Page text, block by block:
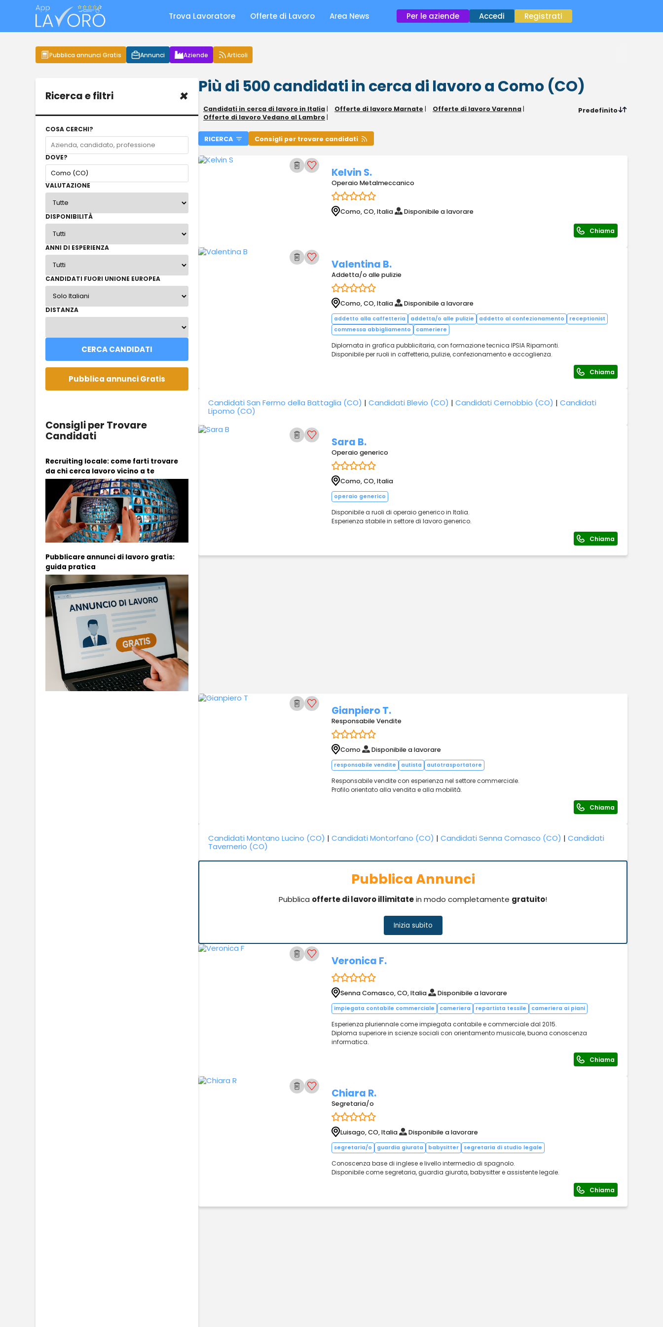
Trova Lavoratore Offerte di Lavoro Area News Per le aziende Accedi Registrati
Pubblica annunci Gratis Annunci Aziende Articoli
Ricerca e filtri ×
COSA CERCHI?
DOVE?
VALUTAZIONE
DISPONIBILITÀ
ANNI DI ESPERIENZA
CANDIDATI FUORI UNIONE EUROPEA
DISTANZA
Consigli per Trovare
Candidati
Recruiting locale: come farti trovare
da chi cerca lavoro vicino a te
Pubblicare annunci di lavoro gratis:
guida pratica
Più di 500candidati in cerca di lavoroa Como (CO)
Candidati in cerca di lavoro in Italia | Offerte di lavoro Marnate | Offerte di lavoro Varenna |
Offerte di lavoro Vedano al Lambro |
Predefinito
RICERCA Consigli per trovare candidati
Kelvin S.
Operaio Metalmeccanico
Como, CO, Italia Disponibile a lavorare
Chiama
Valentina B.
Addetta/o alle pulizie
Como, CO, Italia Disponibile a lavorare
addetto alla caffetteria addetta/o alle pulizie addetto al confezionamento
receptionist
commessa abbigliamento
cameriere
Diplomata in grafica pubblicitaria, con formazione tecnica IPSIA Ripamonti.
Disponibile per ruoli in caffetteria, pulizie, confezionamento e accoglienza.
Chiama
Candidati San Fermo della Battaglia (CO) | Candidati Blevio (CO) | Candidati Cernobbio (CO) | Candidati
Lipomo (CO)
Sara B.
Operaio generico
Como, CO, Italia
operaio generico
Disponibile a ruoli di operaio generico in Italia.
Esperienza stabile in settore di lavoro generico.
Chiama
Gianpiero T.
Responsabile Vendite
Como Disponibile a lavorare
responsabile vendite autista autotrasportatore
Responsabile vendite con esperienza nel settore commerciale.
Profilo orientato alla vendita e alla mobilità.
Chiama
Candidati Montano Lucino (CO) | Candidati Montorfano (CO) | Candidati Senna Comasco (CO) | Candidati
Tavernerio (CO)
Pubblica Annunci
Pubblica offerte di lavoro illimitatein modo completamente gratuito!
Inizia subito
Veronica F.
Senna Comasco, CO, Italia Disponibile a lavorare
impiegata contabile commerciale cameriera repartista tessile cameriera ai piani
Esperienza pluriennale come impiegata contabile e commerciale dal 2015.
Diploma superiore in scienze sociali con orientamento musicale, buona conoscenza
informatica.
Chiama
Chiara R.
Segretaria/o
Luisago, CO, Italia Disponibile a lavorare
segretaria/o guardia giurata babysitter segretaria di studio legale
Conoscenza base di inglese e livello intermedio di spagnolo.
Disponibile come segretaria, guardia giurata, babysitter e assistente legale.
Chiama